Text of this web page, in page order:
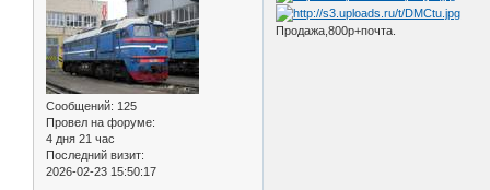
Сообщений: 125
Провел на форуме:
4 дня 21 час
Последний визит:
2026-02-23 15:50:17
Продажа,800р+почта.